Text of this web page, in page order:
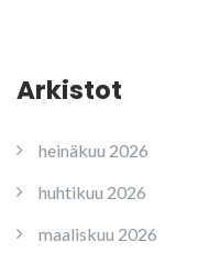
Arkistot
heinäkuu 2026
huhtikuu 2026
maaliskuu 2026